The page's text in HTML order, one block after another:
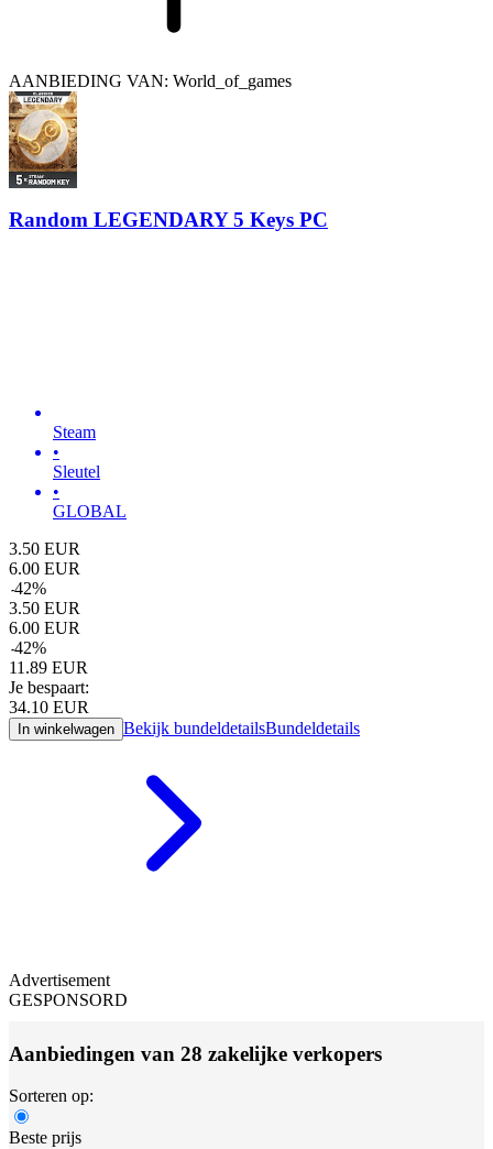
AANBIEDING VAN: World_of_games
Random LEGENDARY 5 Keys PC
Steam
•
Sleutel
•
GLOBAL
3.50 EUR
6.00 EUR
-42%
3.50 EUR
6.00 EUR
-42%
11.89 EUR
Je bespaart:
34.10 EUR
In winkelwagen Bekijk bundeldetailsBundeldetails
Advertisement
GESPONSORD
Aanbiedingen van 28 zakelijke verkopers
Sorteren op:
Beste prijs